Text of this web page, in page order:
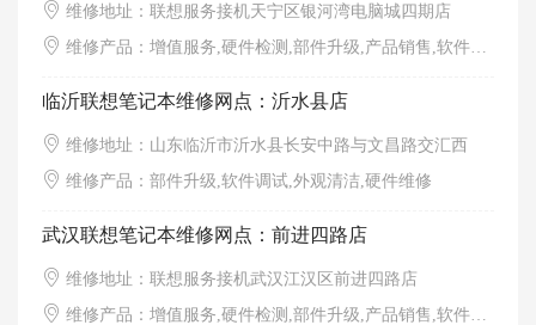
维修地址：联想服务接机天宁区银河湾电脑城四期店
维修产品：增值服务,硬件检测,部件升级,产品销售,软件调试,外观清洁
临沂联想笔记本维修网点：沂水县店
维修地址：山东临沂市沂水县长安中路与文昌路交汇西
维修产品：部件升级,软件调试,外观清洁,硬件维修
武汉联想笔记本维修网点：前进四路店
维修地址：联想服务接机武汉江汉区前进四路店
维修产品：增值服务,硬件检测,部件升级,产品销售,软件调试,外观清洁